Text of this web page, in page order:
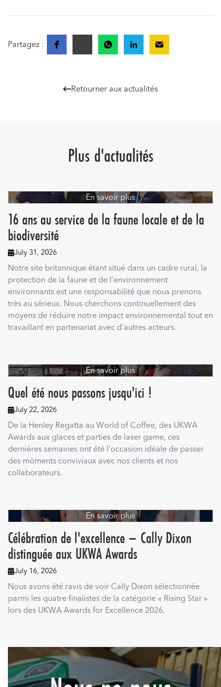
Partagez :
Retourner aux actualités
Plus d'actualités
En savoir plus
16 ans au service de la faune locale et de la
biodiversité
July 31, 2026
Notre site britannique étant situé dans un cadre rural, la
protection de la faune et de l'environnement
environnants est une responsabilité que nous prenons
très au sérieux. Nous cherchons continuellement des
moyens de réduire notre impact environnemental tout en
travaillant en partenariat avec d'autres acteurs.
En savoir plus
Quel été nous passons jusqu'ici !
July 22, 2026
De la Henley Regatta au World of Coffee, des UKWA
Awards aux glaces et parties de laser game, ces
dernières semaines ont été l'occasion idéale de passer
des moments conviviaux avec nos clients et nos
collaborateurs.
En savoir plus
Célébration de l'excellence – Cally Dixon
distinguée aux UKWA Awards
July 16, 2026
Nous avons été ravis de voir Cally Dixon sélectionnée
parmi les quatre finalistes de la catégorie « Rising Star »
lors des UKWA Awards for Excellence 2026.